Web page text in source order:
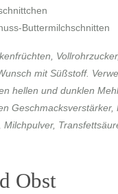
Buttermilchschnitten
mit Süßstoff.
hellen und dunklen
Geschmacksverstärker,
Obst